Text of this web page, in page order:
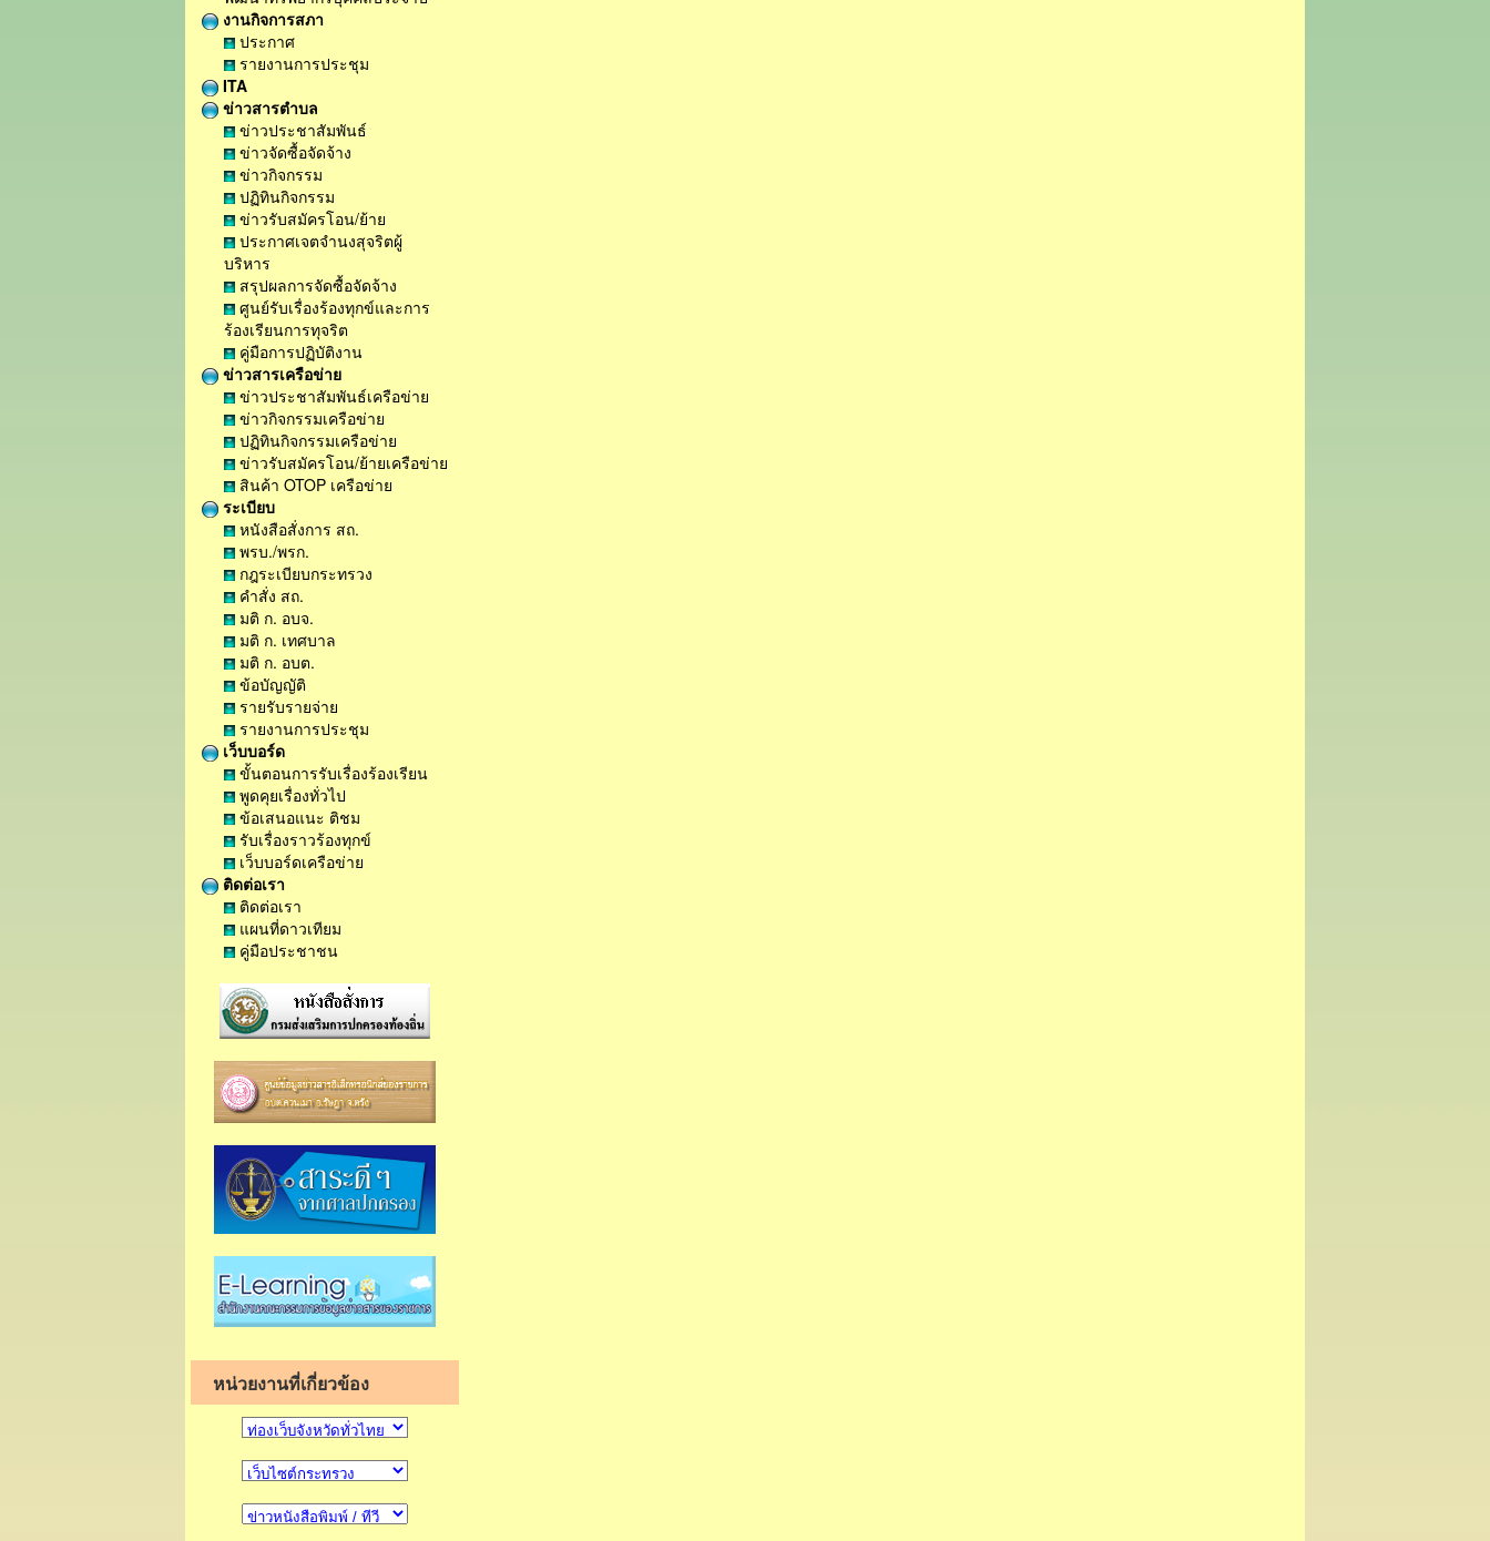
งานกิจการสภา
ประกาศ
รายงานการประชุม
ITA
ข่าวสารตำบล
ข่าวประชาสัมพันธ์
ข่าวจัดซื้อจัดจ้าง
ข่าวกิจกรรม
ปฏิทินกิจกรรม
ข่าวรับสมัครโอน/ย้าย
ประกาศเจตจำนงสุจริตผู้
บริหาร
สรุปผลการจัดซื้อจัดจ้าง
ศูนย์รับเรื่องร้องทุกข์และการ
ร้องเรียนการทุจริต
คู่มือการปฏิบัติงาน
ข่าวสารเครือข่าย
ข่าวประชาสัมพันธ์เครือข่าย
ข่าวกิจกรรมเครือข่าย
ปฏิทินกิจกรรมเครือข่าย
ข่าวรับสมัครโอน/ย้ายเครือข่าย
สินค้า OTOP เครือข่าย
ระเบียบ
หนังสือสั่งการ สถ.
พรบ./พรก.
กฎระเบียบกระทรวง
คำสั่ง สถ.
มติ ก. อบจ.
มติ ก. เทศบาล
มติ ก. อบต.
ข้อบัญญัติ
รายรับรายจ่าย
รายงานการประชุม
เว็บบอร์ด
ขั้นตอนการรับเรื่องร้องเรียน
พูดคุยเรื่องทั่วไป
ข้อเสนอแนะ ติชม
รับเรื่องราวร้องทุกข์
เว็บบอร์ดเครือข่าย
ติดต่อเรา
ติดต่อเรา
แผนที่ดาวเทียม
คู่มือประชาชน
หน่วยงานที่เกี่ยวข้อง